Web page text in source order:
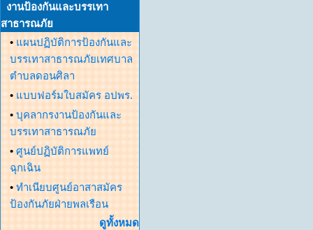
งานป้องกันและบรรเทา
สาธารณภัย
• แผนปฏิบัติการป้องกันและ
บรรเทาสาธารณภัยเทศบาล
ตำบลดอนศิลา
• แบบฟอร์มใบสมัคร อปพร.
• บุคลากรงานป้องกันและ
บรรเทาสาธารณภัย
• ศูนย์ปฏิบัติการแพทย์
ฉุกเฉิน
• ทำเนียบศูนย์อาสาสมัคร
ป้องกันภัยฝ่ายพลเรือน
ดูทั้งหมด